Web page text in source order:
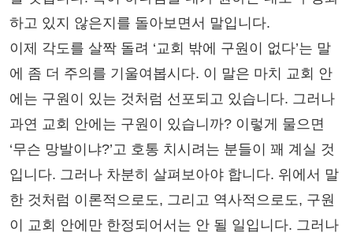
하고 있지 않은지를 돌아보면서 말입니다.
이제 각도를 살짝 돌려 ‘교회 밖에 구원이 없다’는 말
에 좀 더 주의를 기울여봅시다. 이 말은 마치 교회 안
에는 구원이 있는 것처럼 선포되고 있습니다. 그러나
과연 교회 안에는 구원이 있습니까? 이렇게 물으면
‘무슨 망발이냐?’고 호통 치시려는 분들이 꽤 계실 것
입니다. 그러나 차분히 살펴보아야 합니다. 위에서 말
한 것처럼 이론적으로도, 그리고 역사적으로도, 구원
이 교회 안에만 한정되어서는 안 될 일입니다. 그러나